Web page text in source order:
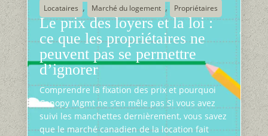
Locataires , Marché du logement , Propriétaires
Le prix des loyers et la loi :
ce que les propriétaires ne
peuvent pas se permettre
d’ignorer
Comprendre la fixation des prix et pourquoi
Canopy Mgmt ne s’en mêle pas Si vous avez
suivi les manchettes dernièrement, vous savez
que le marché canadien de la location fait